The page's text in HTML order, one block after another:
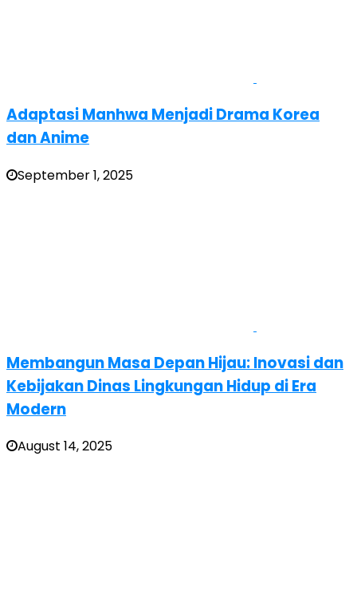
Adaptasi Manhwa Menjadi Drama Korea
dan Anime
September 1, 2025
Membangun Masa Depan Hijau: Inovasi dan
Kebijakan Dinas Lingkungan Hidup di Era
Modern
August 14, 2025